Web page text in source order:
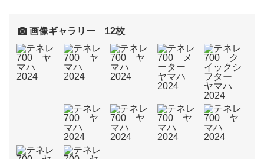
画像ギャラリー 12枚